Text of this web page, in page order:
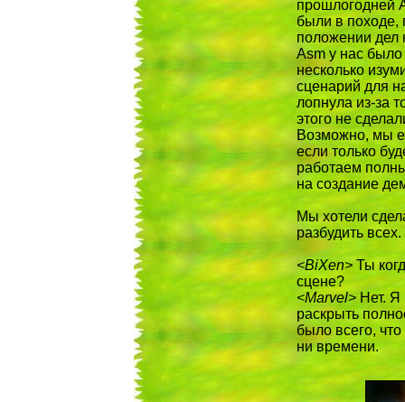
прошлогодней
были в походе,
положении дел
Asm у нас было
несколько
сценарий для
лопнула из-за
этого не
Возможно, мы
если только
работаем
на создание
Мы хотели
разбудить всех.
<BiXen>Ты
сцене?
<Marvel>Нет. Я
раскрыть
было всего,
ни времени.